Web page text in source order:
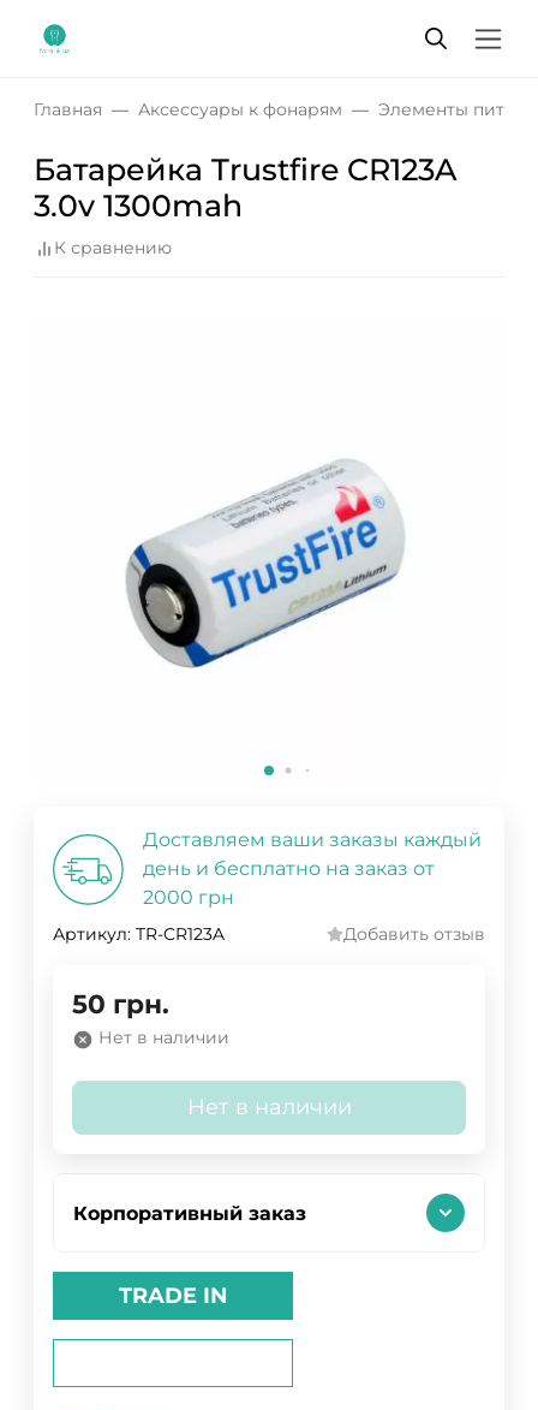
Главная Аксессуары к фонарям Элементы
Батарейка Trustfire CR123A
3.0v 1300mah
К сравнению
Доставляем ваши заказы каждый
день и бесплатно на заказ от
2000 грн
Артикул: TR-CR123A Добавить отзыв
50 грн.
Нет в наличии
Нет в наличии
Корпоративный заказ
TRADE IN